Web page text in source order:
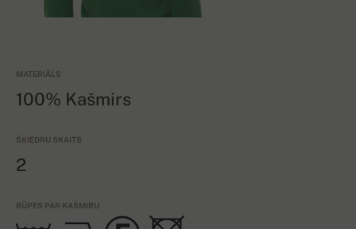
MATERIĀLS
100% Kašmirs
ŠĶIEDRU SKAITS
2
RŪPES PAR KAŠMIRU